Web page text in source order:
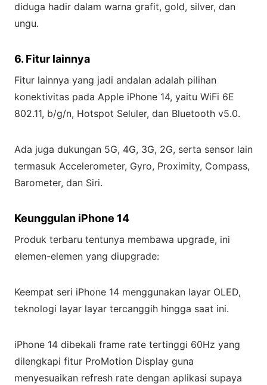
diduga hadir dalam warna grafit, gold, silver, dan
ungu.
6. Fitur lainnya
Fitur lainnya yang jadi andalan adalah pilihan
konektivitas pada Apple iPhone 14, yaitu WiFi 6E
802.11, b/g/n, Hotspot Seluler, dan Bluetooth v5.0.
Ada juga dukungan 5G, 4G, 3G, 2G, serta sensor lain
termasuk Accelerometer, Gyro, Proximity, Compass,
Barometer, dan Siri.
Keunggulan iPhone 14
Produk terbaru tentunya membawa upgrade, ini
elemen-elemen yang diupgrade:
Keempat seri iPhone 14 menggunakan layar OLED,
teknologi layar layar tercanggih hingga saat ini.
iPhone 14 dibekali frame rate tertinggi 60Hz yang
dilengkapi fitur ProMotion Display guna
menyesuaikan refresh rate dengan aplikasi supaya